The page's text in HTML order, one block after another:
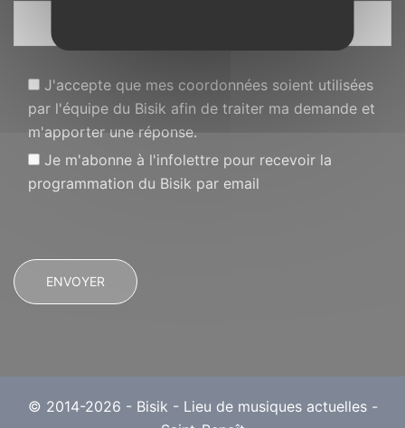
J'accepte que mes coordonnées soient utilisées
par l'équipe du Bisik afin de traiter ma demande et
m'apporter une réponse.
Je m'abonne à l'infolettre pour recevoir la
programmation du Bisik par email
© 2014-2026 - Bisik - Lieu de musiques actuelles -